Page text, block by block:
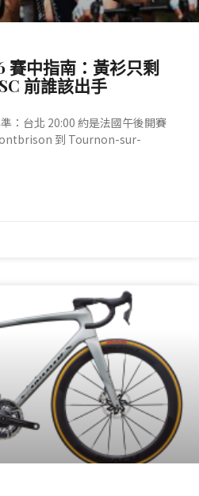
賽中指南：黃衫只剩
前誰該出手
：台北 20:00 約是法國午後開賽
到 Tournon-sur-